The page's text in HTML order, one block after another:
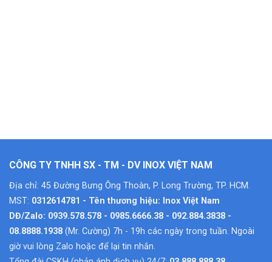
CÔNG TY TNHH SX - TM - DV INOX VIỆT NAM
Địa chỉ: 45 Đường Bưng Ông Thoàn, P. Long Trường, TP. HCM.
MST: 0312614781 - Tên thương hiệu: Inox Việt Nam
DĐ/Zalo: 0939.578.578 - 0985.6666.38 - 092.884.3838 -
08.8888.1938 (Mr. Cường) 7h - 19h các ngày trong tuần. Ngoài
giờ vui lòng Zalo hoặc để lại tin nhắn.